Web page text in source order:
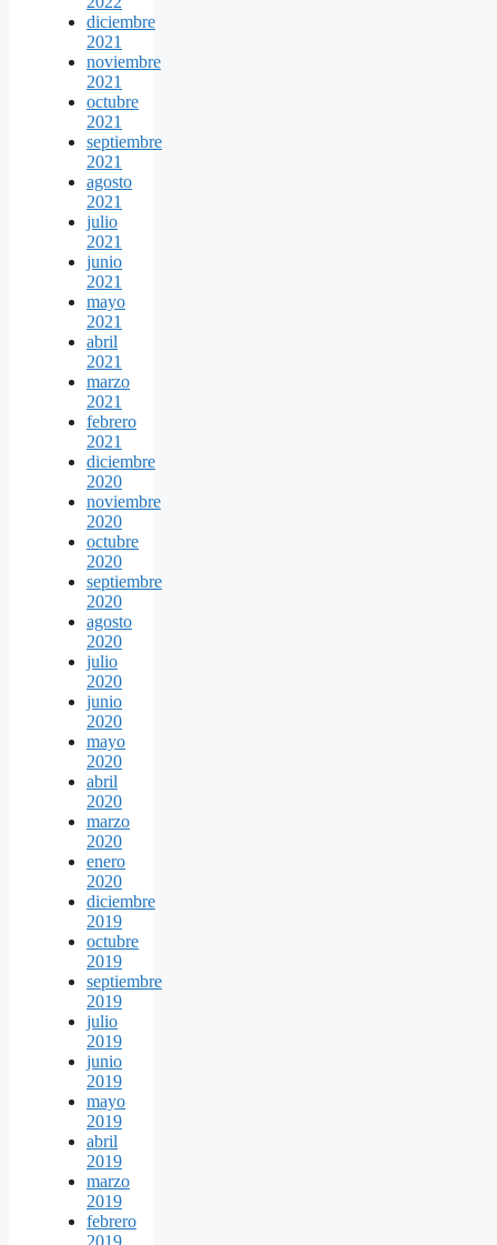
diciembre
2021
noviembre
2021
octubre
2021
septiembre
2021
agosto
2021
julio
2021
junio
2021
mayo
2021
abril
2021
marzo
2021
febrero
2021
diciembre
2020
noviembre
2020
octubre
2020
septiembre
2020
agosto
2020
julio
2020
junio
2020
mayo
2020
abril
2020
marzo
2020
enero
2020
diciembre
2019
octubre
2019
septiembre
2019
julio
2019
junio
2019
mayo
2019
abril
2019
marzo
2019
febrero